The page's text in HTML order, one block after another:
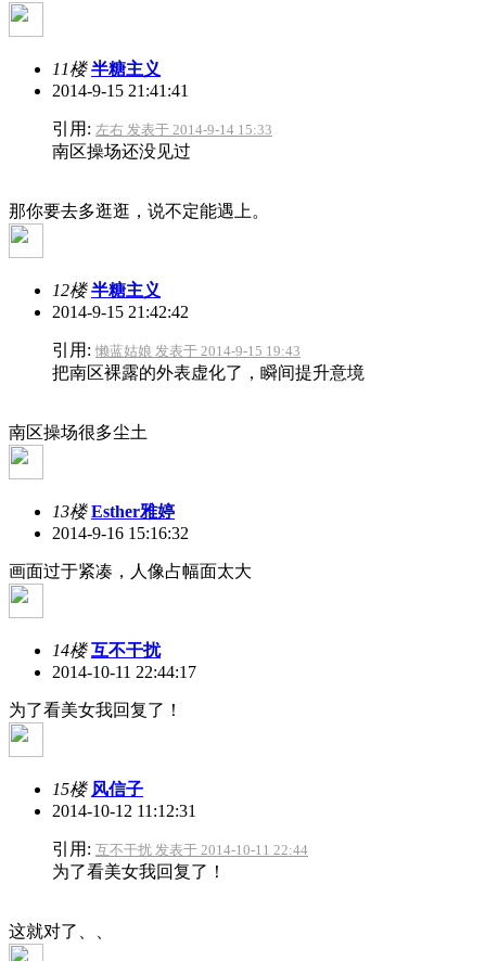
11楼半糖主义
2014-9-15 21:41:41
引用: 左右 发表于 2014-9-14 15:33
南区操场还没见过
那你要去多逛逛，说不定能遇上。
12楼半糖主义
2014-9-15 21:42:42
引用: 懒蓝姑娘 发表于 2014-9-15 19:43
把南区裸露的外表虚化了，瞬间提升意境
南区操场很多尘土
13楼Esther雅婷
2014-9-16 15:16:32
画面过于紧凑，人像占幅面太大
14楼互不干扰
2014-10-11 22:44:17
为了看美女我回复了！
15楼 风信子
2014-10-12 11:12:31
引用: 互不干扰 发表于 2014-10-11 22:44
为了看美女我回复了！
这就对了、、